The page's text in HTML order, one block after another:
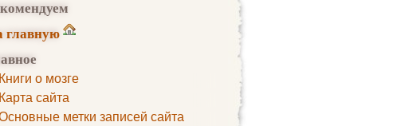
главную
Книги о мозге
Карта сайта
метки записей сайта